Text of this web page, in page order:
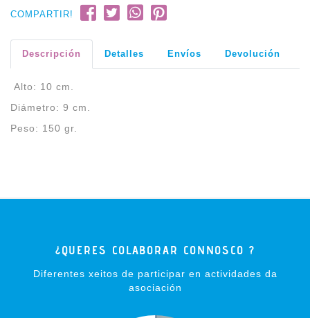
COMPARTIR!
Descripción Detalles Envíos Devolución
Alto: 10 cm.
Diámetro: 9 cm.
Peso: 150 gr.
¿QUERES COLABORAR CONNOSCO ?
Diferentes xeitos de participar en actividades da
asociación